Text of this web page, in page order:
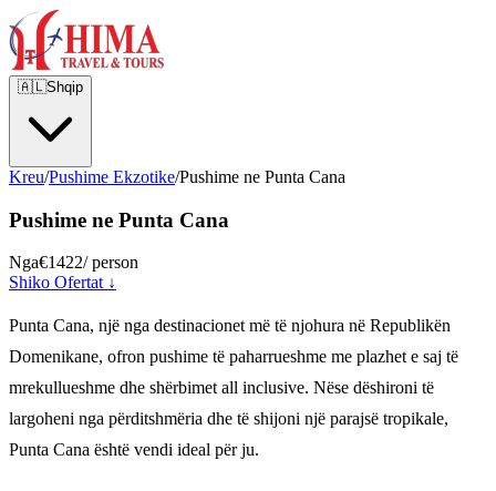
🇦🇱Shqip
Kreu/Pushime Ekzotike/Pushime ne Punta Cana
Pushime ne Punta Cana
Nga€1422/ person
Shiko Ofertat ↓
Punta Cana, një nga destinacionet më të njohura në Republikën
Domenikane, ofron pushime të paharrueshme me plazhet e saj të
mrekullueshme dhe shërbimet all inclusive. Nëse dëshironi të
largoheni nga përditshmëria dhe të shijoni një parajsë tropikale,
Punta Cana është vendi ideal për ju.